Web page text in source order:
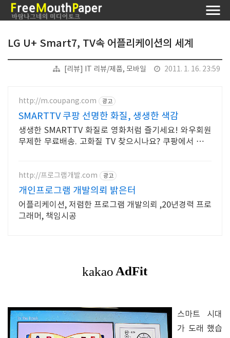
LG U+ Smart7, TV속 어플리케이션의 세계
[리뷰] IT 리뷰/제품, 모바일 2011. 1. 16. 23:59
http://m.coupang.com 광고
SMARTTV 쿠팡 선명한 화질, 생생한 색감
생생한 SMARTTV 화질로 영화처럼 즐기세요! 와우회원
무제한 무료배송. 고화질 TV 찾으시나요? 쿠팡에서 탁월
http://프로그램개발.com 광고
개인프로그램 개발의뢰 밝은터
어플리케이션, 저렴한 프로그램 개발의뢰 ,20년경력 프로
그래머, 책임시공
스마트 시대
가 도래 했습